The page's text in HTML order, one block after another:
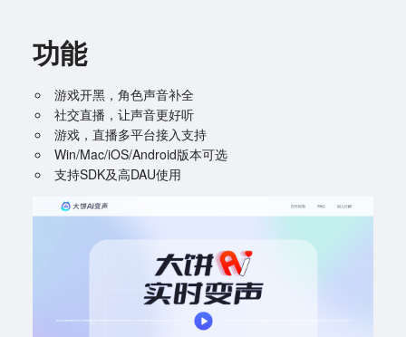
功能
游戏开黑，角色声音补全
社交直播，让声音更好听
游戏，直播多平台接入支持
Win/Mac/iOS/Android版本可选
支持SDK及高DAU使用